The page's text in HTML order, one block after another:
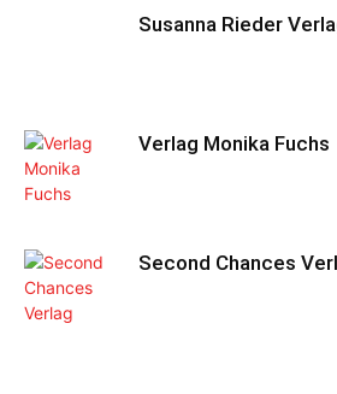
Susanna Rieder
Verlag Monika Fuchs
Second Chances